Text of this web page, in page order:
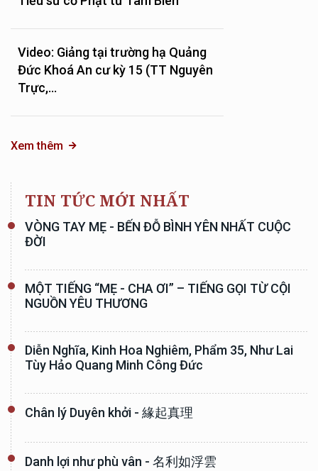
Video: Giảng tại trường hạ Quảng
Đức Khoá An cư kỳ 15 (TT Nguyên
Trực,...
Xem thêm
TIN TỨC MỚI NHẤT
VÒNG TAY MẸ - BẾN ĐỖ BÌNH YÊN NHẤT CUỘC
ĐỜI
MỘT TIẾNG “MẸ - CHA ƠI” – TIẾNG GỌI TỪ CỘI
NGUỒN YÊU THƯƠNG
Diễn Nghĩa, Kinh Hoa Nghiêm, Phẩm 35, Như Lai
Tùy Hảo Quang Minh Công Đức
Chân lý Duyên khởi - 緣起真理
Danh lợi như phù vân - 名利如浮雲